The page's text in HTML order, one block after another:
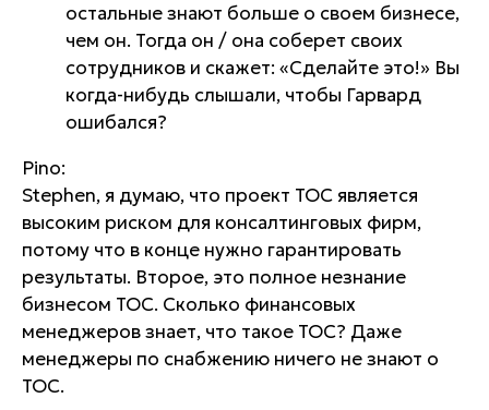
остальные знают больше о своем бизнесе,
чем он. Тогда он / она соберет своих
сотрудников и скажет: «Сделайте это!» Вы
когда-нибудь слышали, чтобы Гарвард
ошибался?
Pino:
Stephen, я думаю, что проект TOC является
высоким риском для консалтинговых фирм,
потому что в конце нужно гарантировать
результаты. Второе, это полное незнание
бизнесом TOC. Сколько финансовых
менеджеров знает, что такое TOC? Даже
менеджеры по снабжению ничего не знают о
TOC.